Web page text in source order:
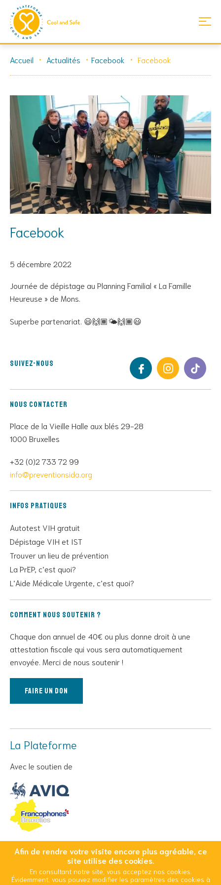
Accueil Actualités Facebook Facebook
Facebook
5 décembre 2022
Journée de dépistage au Planning Familial « La Famille
Heureuse » de Mons.
Superbe partenariat. 😃🙌🏾🌤️🙌🏾😃
Suivez-nous
Nous contacter
Place de la Vieille Halle aux blés 29-28
1000 Bruxelles
+32 (0)2 733 72 99
info@preventionsida.org
Infos pratiques
Autotest VIH gratuit
Dépistage VIH et IST
Trouver un lieu de prévention
La PrEP, c’est quoi?
L’Aide Médicale Urgente, c’est quoi?
Comment nous soutenir ?
Chaque don annuel de 40€ ou plus donne droit à une
attestation fiscale qui vous sera automatiquement
envoyée. Merci de nous soutenir !
Faire un don
La Plateforme
Avec le soutien de
© Copyright 2026 Cool And Safe - Tous droits réservés
Conditions Générales d’Utilisation
Mentions légales
Afin de rendre votre visite encore plus agréable, ce
site utilise des cookies.
En consultant notre site, vous acceptez nos cookies.
Évidemment, vous pouvez modifier les paramètres des cookies à